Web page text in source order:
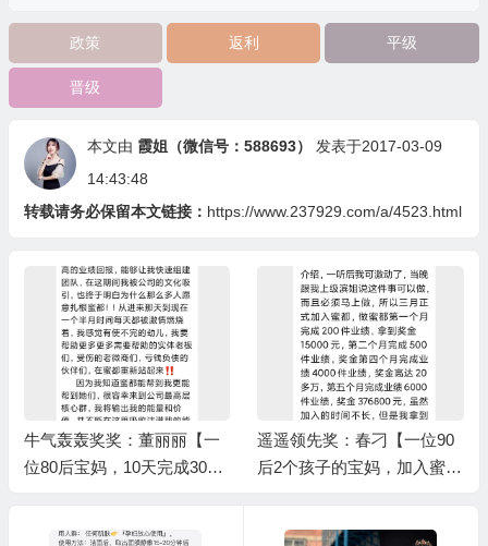
政策 返利 平级
晋级
本文由 霞姐（微信号：588693）
发表于2017-03-09
14:43:48
转载请务必保留本文链接： https://www.237929.com/a/4523.html
遥遥领先奖：春刁【一位90
后2个孩子的宝妈，加入蜜都
遥遥领先奖：陈伟凤【一位7
年的老微商，加入蜜都一个